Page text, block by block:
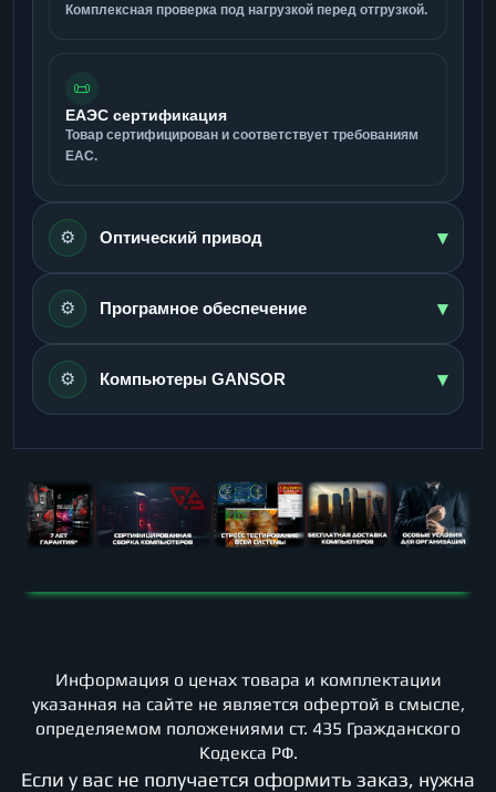
Комплексная проверка под нагрузкой перед отгрузкой.
📜
ЕАЭС сертификация
Товар сертифицирован и соответствует требованиям
ЕАС.
⚙️ Оптический привод ▾
⚙️ Програмное обеспечение ▾
⚙️ Компьютеры GANSOR ▾
Информация о ценах товара и комплектации
указанная на сайте не является офертой в смысле,
определяемом положениями ст. 435 Гражданского
Кодекса РФ.
Если у вас не получается оформить заказ, нужна